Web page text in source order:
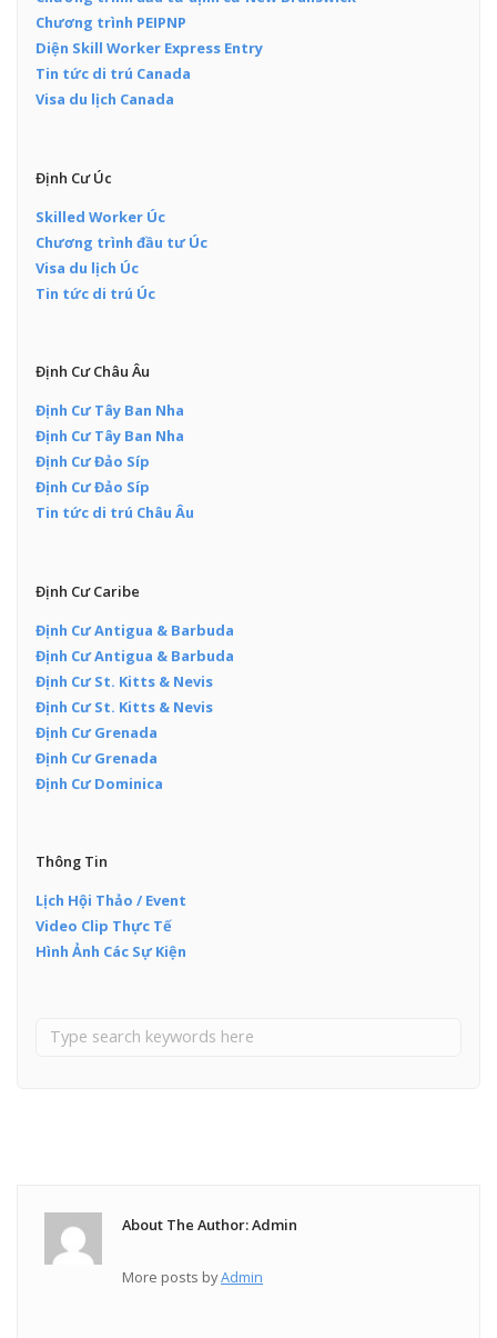
Chương trình PEIPNP
Diện Skill Worker Express Entry
Tin tức di trú Canada
Visa du lịch Canada
Định Cư Úc
Skilled Worker Úc
Chương trình đầu tư Úc
Visa du lịch Úc
Tin tức di trú Úc
Định Cư Châu Âu
Định Cư Tây Ban Nha
Định Cư Tây Ban Nha
Định Cư Đảo Síp
Định Cư Đảo Síp
Tin tức di trú Châu Âu
Định Cư Caribe
Định Cư Antigua & Barbuda
Định Cư Antigua & Barbuda
Định Cư St. Kitts & Nevis
Định Cư St. Kitts & Nevis
Định Cư Grenada
Định Cư Grenada
Định Cư Dominica
Thông Tin
Lịch Hội Thảo / Event
Video Clip Thực Tế
Hình Ảnh Các Sự Kiện
About The Author: Admin
More posts byAdmin